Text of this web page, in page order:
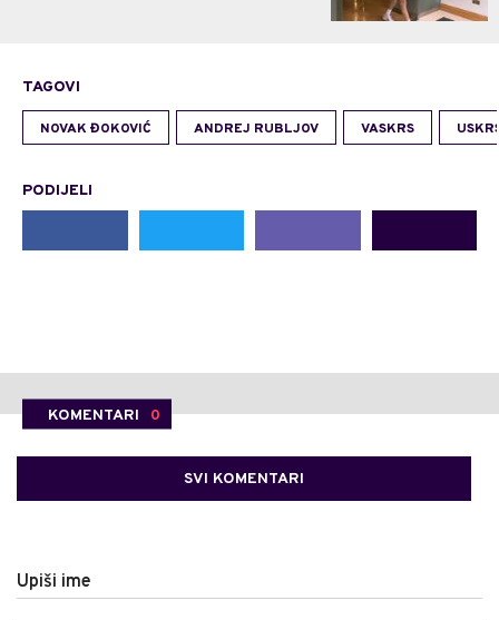
TAGOVI
NOVAK ĐOKOVIĆ ANDREJ RUBLJOV VASKRS
PODIJELI
KOMENTARI 0
SVI KOMENTARI
Upiši ime